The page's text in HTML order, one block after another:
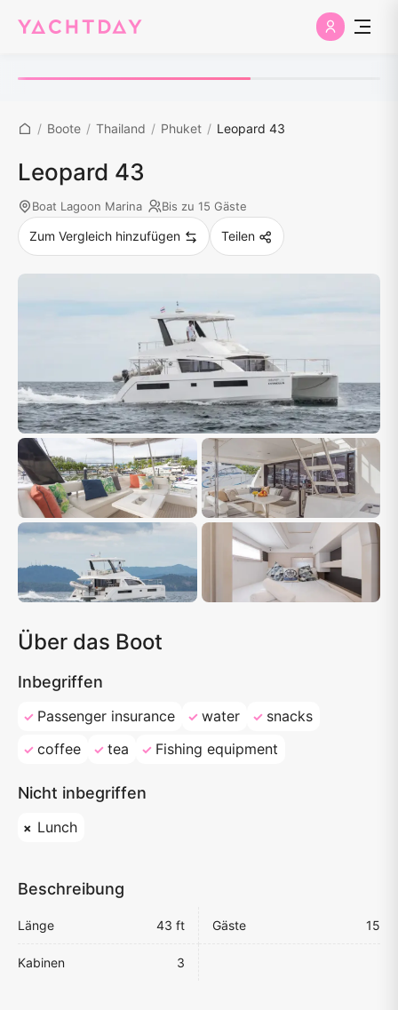
/ Boote / Thailand / Phuket / Leopard 43
Leopard 43
Boat Lagoon Marina Bis zu 15 Gäste
Zum Vergleich hinzufügen Teilen
Über das Boot
Inbegriffen
Passenger insurance water
snacks
coffee
tea Fishing equipment
Nicht inbegriffen
Lunch
Beschreibung
Länge 43 ft Gäste 15
Kabinen 3